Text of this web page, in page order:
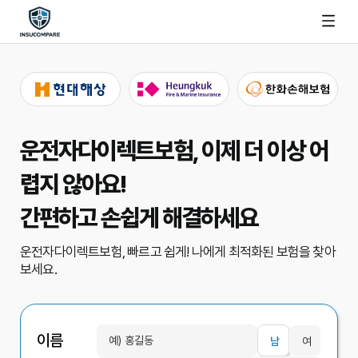
운전자다이렉트보험, 이제 더 이상 어
렵지 않아요!
간편하고 손쉽게 해결하세요
운전자다이렉트보험, 빠르고 쉽게! 나에게 최적화된 보험을 찾아
보세요.
이름 남 여